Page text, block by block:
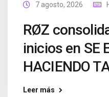
7 agosto, 2026
RØZ
inicios en SE
HACIENDO
Leer más